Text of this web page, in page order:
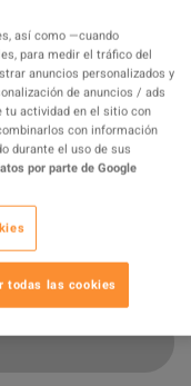
DLC PC EA
excelentes!
DE
así como —cuando
para medir el tráfico del
anuncios personalizados y
de anuncios / ads
tu actividad en el sitio con
con información
durante el uso de sus
por parte de Google
todas las cookies